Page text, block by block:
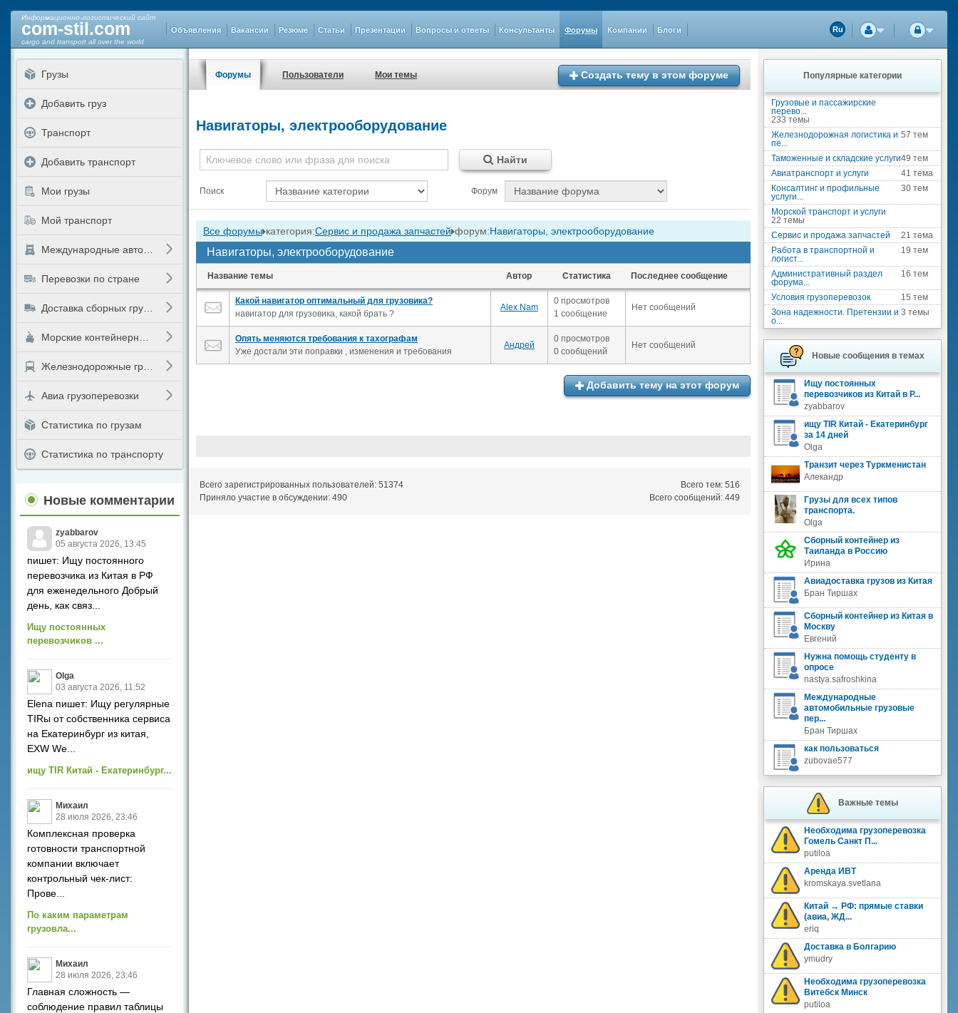
Информационно-логистический сайт
com-stil.com
cargo and transport all over the world
Объявления Вакансии Резюме Статьи Презентации Вопросы и ответы Консультанты Форумы Компании Блоги Ru
Форумы Пользователи Мои темы Создать тему в этом форуме
Навигаторы, электрооборудование
Найти
Поиск Форум
Все форумы категория:Сервис и продажа запчастей форум:Навигаторы, электрооборудование
Навигаторы, электрооборудование
Название темы Автор Статистика Последнее сообщение
Какой навигатор оптимальный для грузовика?
навигатор для грузовика, какой брать ?
Alex Nam
0 просмотров
1 сообщение
Нет сообщений
Опять меняются требования к тахографам
Уже достали эти поправки , изменения и требования
Андрей
0 просмотров
0 сообщений
Нет сообщений
Добавить тему на этот форум
Всего зарегистрированных пользователей: 51374
Приняло участие в обсуждении: 490
Всего тем: 516
Всего сообщений: 449
Грузы
Добавить груз
Транспорт
Добавить транспорт
Мои грузы
Мой транспорт
Перевозки по стране
Авиа грузоперевозки
Статистика по грузам
Статистика по транспорту
Новые комментарии
zyabbarov
05 августа 2026, 13:45
пишет: Ищу постоянного
перевозчика из Китая в РФ
для еженедельного Добрый
день, как связ...
Ищу постоянных
перевозчиков ...
Olga
03 августа 2026, 11:52
Elena пишет: Ищу регулярные
TIRы от собственника сервиса
на Екатеринбург из китая,
EXW We...
ищу TIR Китай - Екатеринбург...
Михаил
28 июля 2026, 23:46
Комплексная проверка
готовности транспортной
компании включает
контрольный чек-лист:
Прове...
По каким параметрам
грузовла...
Михаил
28 июля 2026, 23:46
Главная сложность —
соблюдение правил таблицы
Популярные категории
Грузовые и пассажирские
перево...
233 темы
Железнодорожная логистика и
пе...
57 тем
Таможенные и складские услуги49 тем
Авиатранспорт и услуги
41 тема
Консалтинг и профильные
услуги...
30 тем
Морской транспорт и услуги
22 темы
Сервис и продажа запчастей
21 тема
Работа в транспортной и
логист...
19 тем
Административный раздел
форума...
16 тем
Условия грузоперевозок
15 тем
Зона надежности. Претензии и
о...
3 темы
Новые сообщения в темах
Ищу постоянных
перевозчиков из Китай в Р...
zyabbarov
ищу TIR Китай - Екатеринбург
за 14 дней
Olga
Транзит через Туркменистан
Алекандр
Грузы для всех типов
транспорта.
Olga
Сборный контейнер из
Таиланда в Россию
Ирина
Авиадоставка грузов из Китая
Бран Тиршах
Сборный контейнер из Китая в
Москву
Евгений
Нужна помощь студенту в
опросе
nastya.safroshkina
Международные
автомобильные грузовые
пер...
Бран Тиршах
как пользоваться
zubovae577
Важные темы
Необходима грузоперевозка
Гомель Санкт П...
putiloa
Аренда ИВТ
kromskaya.svetlana
Китай → РФ: прямые ставки
(авиа, ЖД...
eriq
Доставка в Болгарию
ymudry
Необходима грузоперевозка
Витебск Минск
putiloa